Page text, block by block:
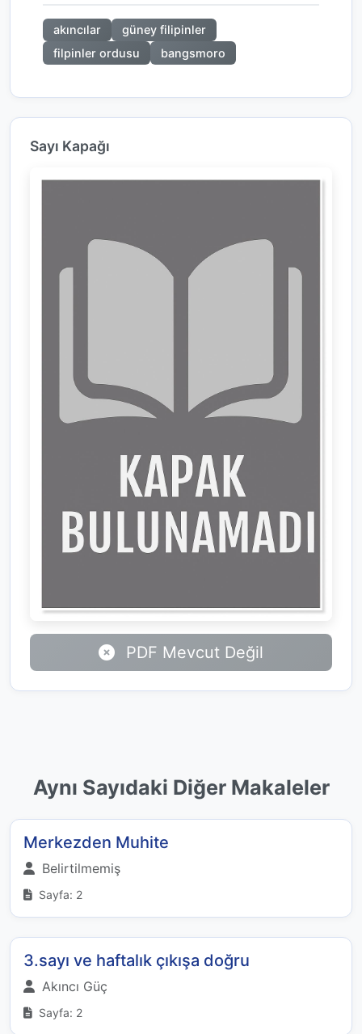
akıncılar
güney filipinler
filpinler ordusu
bangsmoro
Sayı Kapağı
PDF Mevcut Değil
Aynı Sayıdaki Diğer Makaleler
Merkezden Muhite
Belirtilmemiş
Sayfa: 2
3.sayı ve haftalık çıkışa doğru
Akıncı Güç
Sayfa: 2